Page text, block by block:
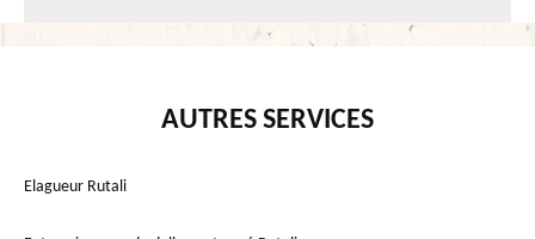
AUTRES SERVICES
Elagueur Rutali